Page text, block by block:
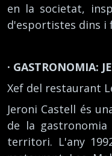
en la societat,
d'esportistes dins i
· GASTRONOMIA:
Xef del restaurant
Jeroni Castell és
de la gastronomia
territori. L'any